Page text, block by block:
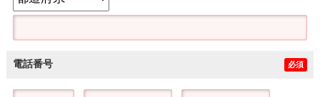
電話番号 必須